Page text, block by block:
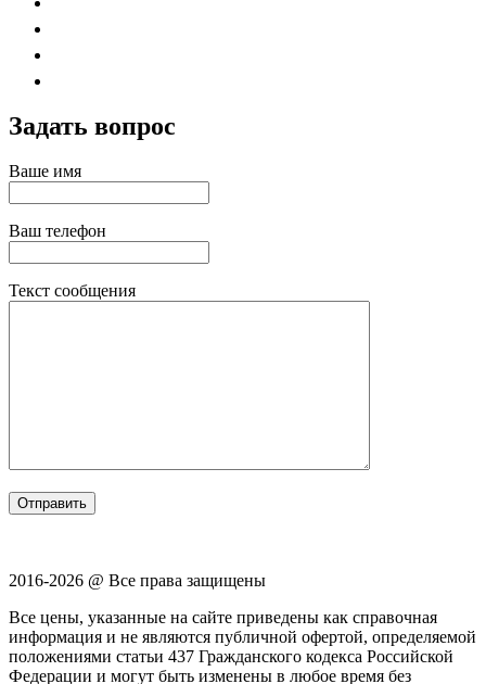
Задать вопрос
Ваше имя
Ваш телефон
Текст сообщения
2016-2026 @ Все права защищены
Все цены, указанные на сайте приведены как справочная
информация и не являются публичной офертой, определяемой
положениями статьи 437 Гражданского кодекса Российской
Федерации и могут быть изменены в любое время без